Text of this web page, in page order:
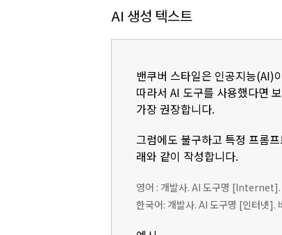
AI 생성 텍스트
밴쿠버 스타일은 인공지능(AI)
따라서 AI 도구를 사용했다면
가장 권장합니다.
그럼에도 불구하고 특정 프롬
래와 같이 작성합니다.
영어 : 개발사. AI 도구명
한국어: 개발사. AI 도구명 [인터넷].